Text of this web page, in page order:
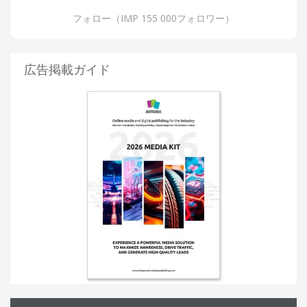
フォロー（IMP 155 000フォロワー）
広告掲載ガイド